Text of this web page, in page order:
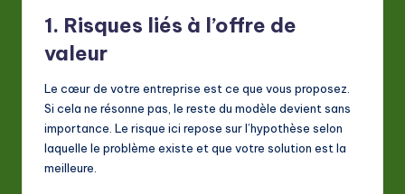
1. Risques liés à l’offre de
valeur
Le cœur de votre entreprise est ce que vous proposez.
Si cela ne résonne pas, le reste du modèle devient sans
importance. Le risque ici repose sur l’hypothèse selon
laquelle le problème existe et que votre solution est la
meilleure.